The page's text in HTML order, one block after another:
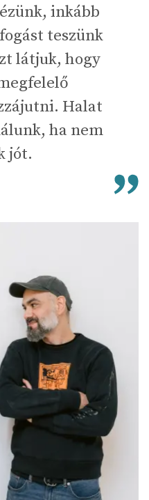
inkább
teszünk
látjuk, hogy
Halat
ha nem
jót.